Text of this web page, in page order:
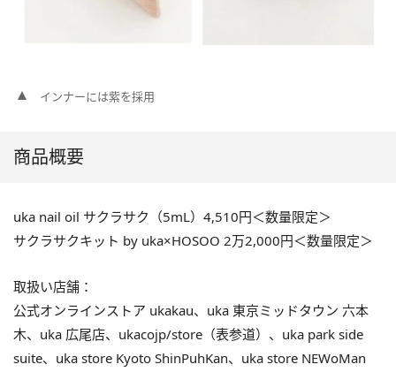
インナーには紫を採用
商品概要
uka nail oil サクラサク（5mL）4,510円＜数量限定＞
サクラサクキット by uka×HOSOO 2万2,000円＜数量限定＞
取扱い店舗：
公式オンラインストア ukakau、uka 東京ミッドタウン 六本
木、uka 広尾店、ukacojp/store（表参道）、uka park side
suite、uka store Kyoto ShinPuhKan、uka store NEWoMan